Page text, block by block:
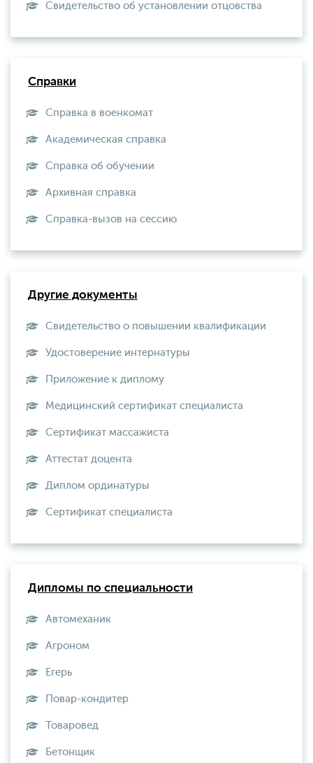
Свидетельство об установлении отцовства
Справки
Справка в военкомат
Академическая справка
Справка об обучении
Архивная справка
Справка-вызов на сессию
Другие документы
Свидетельство о повышении квалификации
Удостоверение интернатуры
Приложение к диплому
Медицинский сертификат специалиста
Сертификат массажиста
Аттестат доцента
Диплом ординатуры
Сертификат специалиста
Дипломы по специальности
Автомеханик
Агроном
Егерь
Повар-кондитер
Товаровед
Бетонщик